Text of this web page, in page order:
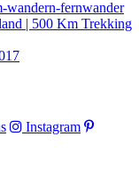
| 500 Km Trekking
Instagram